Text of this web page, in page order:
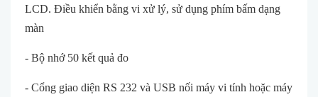
LCD. Điều khiển bằng vi xử lý, sử dụng phím bấm dạng
màn
- Bộ nhớ 50 kết quả đo
- Cổng giao diện RS 232 và USB nối máy vi tính hoặc máy